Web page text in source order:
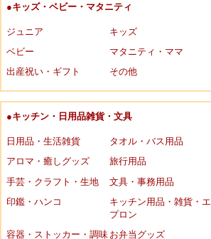
●キッズ・ベビー・マタニティ
ジュニア
キッズ
ベビー
マタニティ・ママ
出産祝い・ギフト
その他
●キッチン・日用品雑貨・文具
日用品・生活雑貨
タオル・バス用品
アロマ・癒しグッズ
旅行用品
手芸・クラフト・生地
文具・事務用品
印鑑・ハンコ
キッチン用品・雑貨・エ
プロン
容器・ストッカー・調味 お弁当グッズ